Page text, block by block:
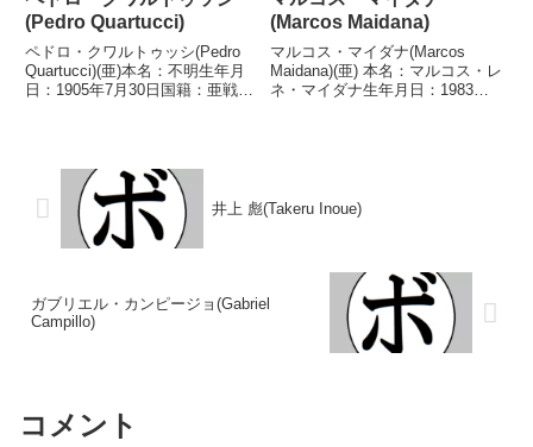
(Pedro Quartucci)
ペドロ・クワルトゥッシ(Pedro
Quartucci)(亜)本名：不明生年月
日：1905年7月30日国籍：亜戦
ー・ホームズ(米)1925...
(Marcos Maidana)
マルコス・マイダナ(Marcos
Maidana)(亜) 本名：マルコス・レ
ネ・マイダナ生年月日：1983年7
井上 彪(Takeru Inoue)
ガブリエル・カンピージョ(Gabriel
Campillo)
コメント